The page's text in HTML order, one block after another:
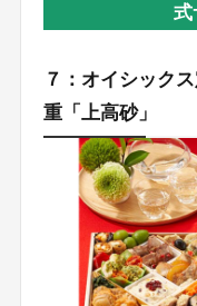
式
７：オイシック
重「上高砂」